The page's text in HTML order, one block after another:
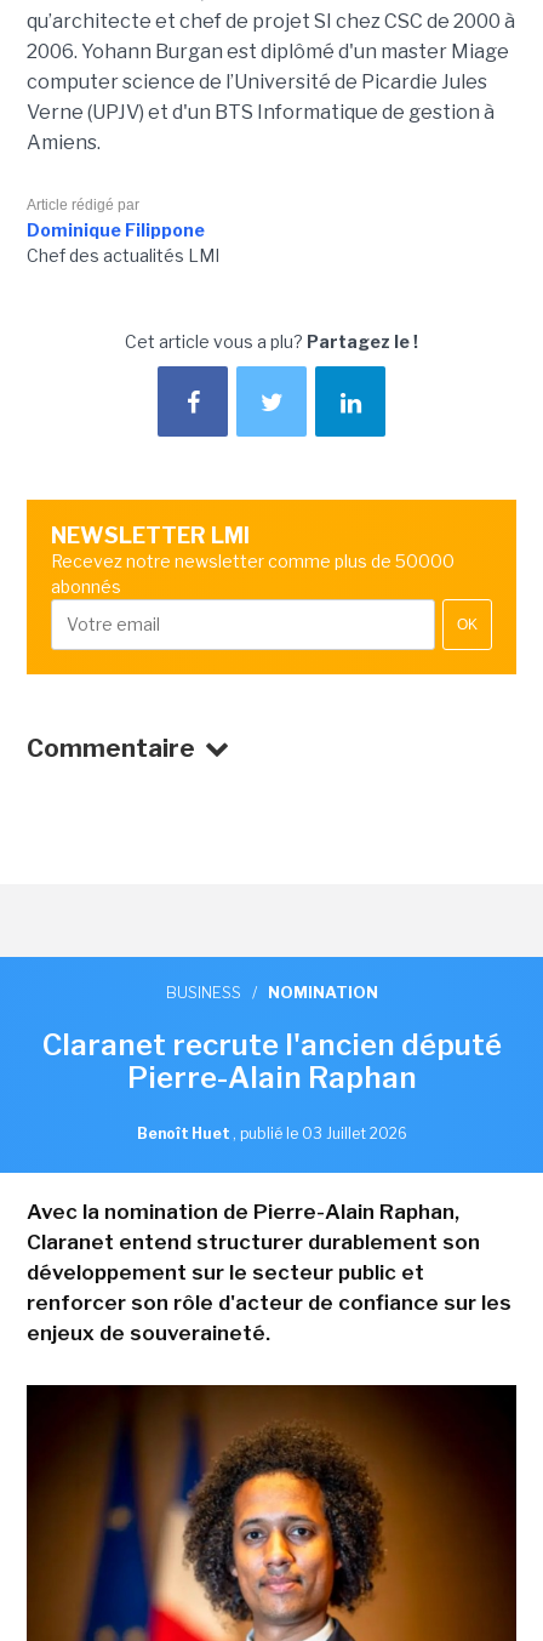
qu’architecte et chef de projet SI chez CSC de 2000 à
2006. Yohann Burgan est diplômé d'un master Miage
computer science de l’Université de Picardie Jules
Verne (UPJV) et d'un BTS Informatique de gestion à
Amiens.
Article rédigé par
Dominique Filippone
Chef des actualités LMI
Cet article vous a plu? Partagez le !
NEWSLETTER LMI
Recevez notre newsletter comme plus de 50000
abonnés
OK
Commentaire
BUSINESS / NOMINATION
Claranet recrute l'ancien député
Pierre-Alain Raphan
Benoît Huet , publié le 03 Juillet 2026
Avec la nomination de Pierre-Alain Raphan,
Claranet entend structurer durablement son
développement sur le secteur public et
renforcer son rôle d'acteur de confiance sur les
enjeux de souveraineté.